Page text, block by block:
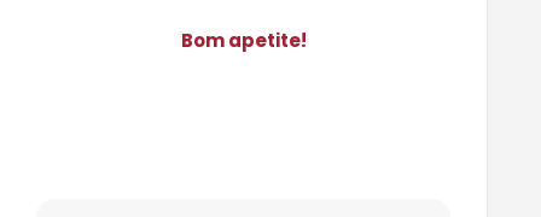
Bom apetite!